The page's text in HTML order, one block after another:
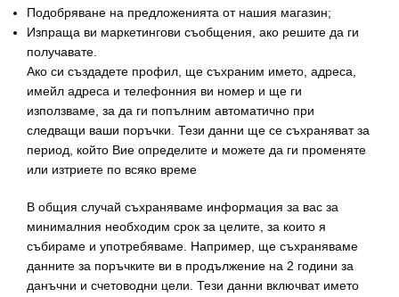
Подобряване на предложенията от нашия магазин;
Изпраща ви маркетингови съобщения, ако решите да ги
получавате.
Ако си създадете профил, ще съхраним името, адреса,
имейл адреса и телефонния ви номер и ще ги
използваме, за да ги попълним автоматично при
следващи ваши поръчки. Тези данни ще се съхраняват за
период, който Вие определите и можете да ги променяте
или изтриете по всяко време
В общия случай съхраняваме информация за вас за
минималния необходим срок за целите, за които я
събираме и употребяваме. Например, ще съхраняваме
данните за поръчките ви в продължение на 2 години за
данъчни и счетоводни цели. Тези данни включват името